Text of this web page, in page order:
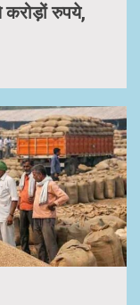
करोड़ों रुपये,